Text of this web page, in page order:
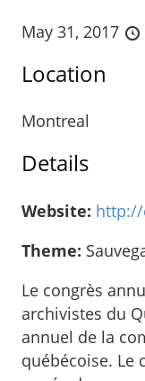
May 31, 2017
Location
Montreal
Details
Website: http://
Theme:
Le congrès
archivistes du
annuel de la
québécoise. Le